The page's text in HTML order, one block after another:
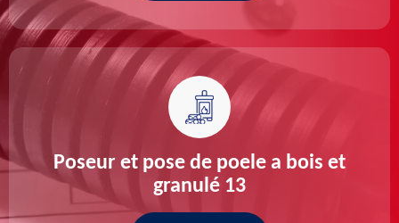
Poseur et pose de poele a bois et
granulé 13